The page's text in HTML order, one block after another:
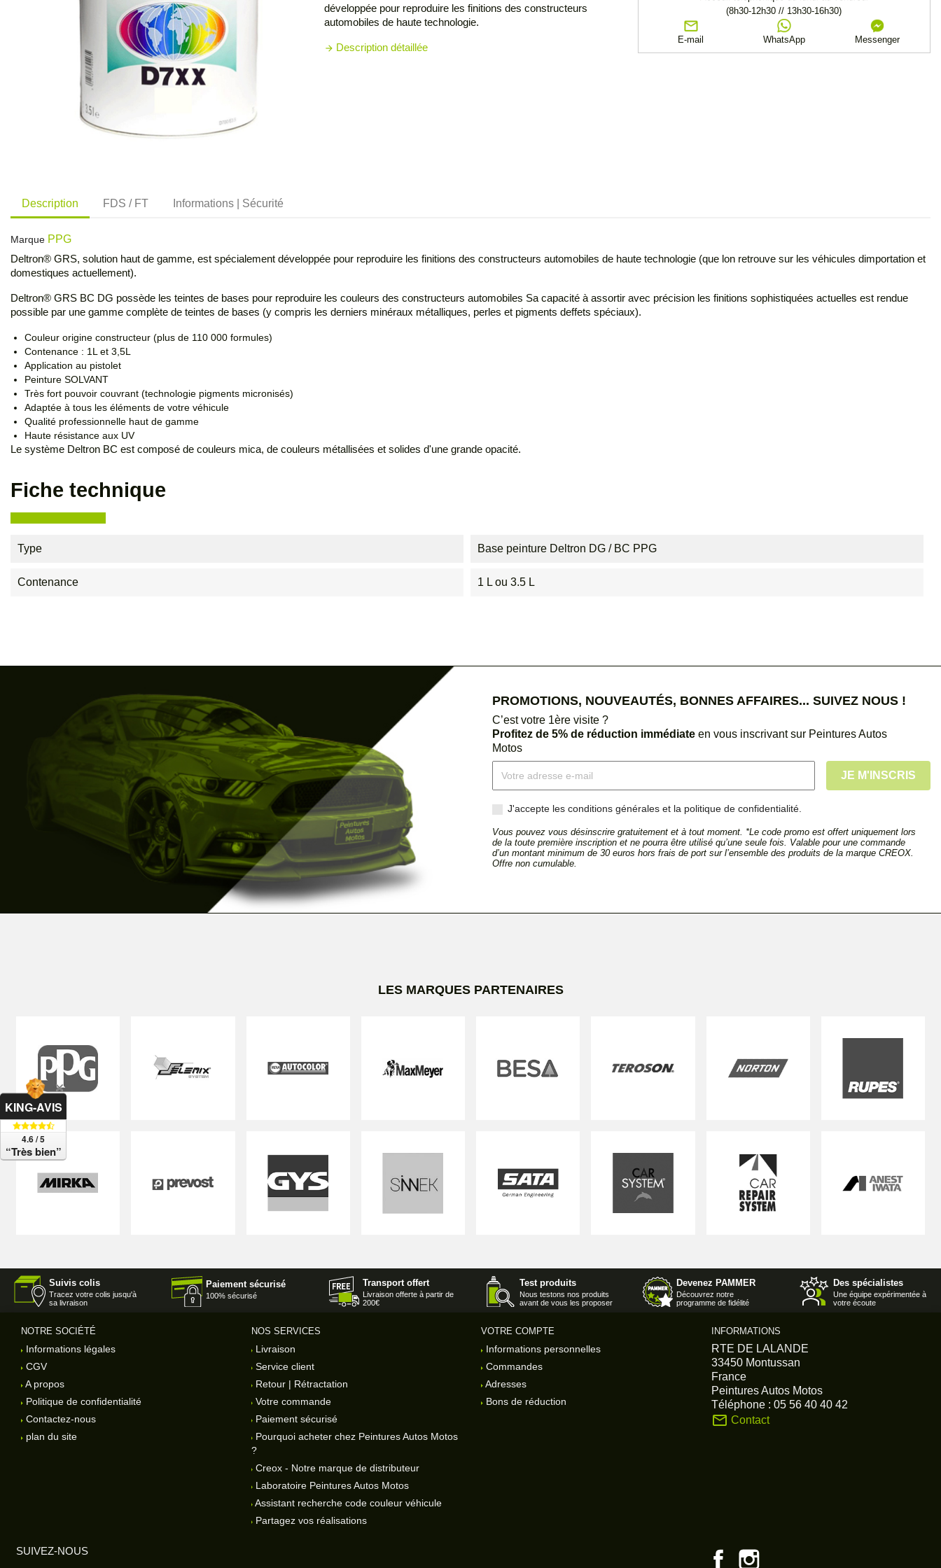
développée pour reproduire les finitions des constructeurs
automobiles de haute technologie.
arrow_forward Description détaillée
(8h30-12h30 // 13h30-16h30)
E-mail WhatsApp Messenger
Description FDS / FT Informations | Sécurité
Marque PPG
Deltron® GRS, solution haut de gamme, est spécialement développée pour reproduire les finitions des constructeurs automobiles de haute technologie (que lon retrouve sur les véhicules dimportation et
domestiques actuellement).
Deltron® GRS BC DG possède les teintes de bases pour reproduire les couleurs des constructeurs automobiles Sa capacité à assortir avec précision les finitions sophistiquées actuelles est rendue
possible par une gamme complète de teintes de bases (y compris les derniers minéraux métalliques, perles et pigments deffets spéciaux).
Couleur origine constructeur (plus de 110 000 formules)
Contenance : 1L et 3,5L
Application au pistolet
Peinture SOLVANT
Très fort pouvoir couvrant (technologie pigments micronisés)
Adaptée à tous les éléments de votre véhicule
Qualité professionnelle haut de gamme
Haute résistance aux UV
Le système Deltron BC est composé de couleurs mica, de couleurs métallisées et solides d'une grande opacité.
Fiche technique
Type Base peinture Deltron DG / BC PPG
Contenance 1 L ou 3.5 L
PROMOTIONS, NOUVEAUTÉS, BONNES AFFAIRES... SUIVEZ NOUS !
C’est votre 1ère visite ?
Profitez de 5% de réduction immédiate en vous inscrivant sur Peintures Autos
Motos
J'accepte les conditions générales et la politique de confidentialité.
Vous pouvez vous désinscrire gratuitement et à tout moment. *Le code promo est offert uniquement lors
de la toute première inscription et ne pourra être utilisé qu’une seule fois. Valable pour une commande
d’un montant minimum de 30 euros hors frais de port sur l’ensemble des produits de la marque CREOX.
Offre non cumulable.
LES MARQUES PARTENAIRES
Suivis colis
Tracez votre colis jusqu'à
sa livraison
Paiement sécurisé
100% sécurisé
Transport offert
Livraison offerte à partir de
200€
Test produits
Nous testons nos produits
avant de vous les proposer
Devenez PAMMER
Découvrez notre
programme de fidélité
Des spécialistes
Une équipe expérimentée à
votre écoute
NOTRE SOCIÉTÉ
Informations légales
CGV
A propos
Politique de confidentialité
Contactez-nous
plan du site
NOS SERVICES
Livraison
Service client
Retour | Rétractation
Votre commande
Paiement sécurisé
Pourquoi acheter chez Peintures Autos Motos
?
Creox - Notre marque de distributeur
Laboratoire Peintures Autos Motos
Assistant recherche code couleur véhicule
Partagez vos réalisations
VOTRE COMPTE
Informations personnelles
Commandes
Adresses
Bons de réduction
INFORMATIONS
RTE DE LALANDE
33450 Montussan
France
Peintures Autos Motos
Téléphone : 05 56 40 40 42
mail_outline Contact
SUIVEZ-NOUS Facebook
KING-AVIS
4.6 / 5
“Très bien”